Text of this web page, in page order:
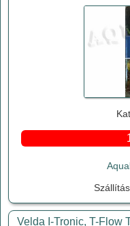
Velda I-Tronic, T-Flow